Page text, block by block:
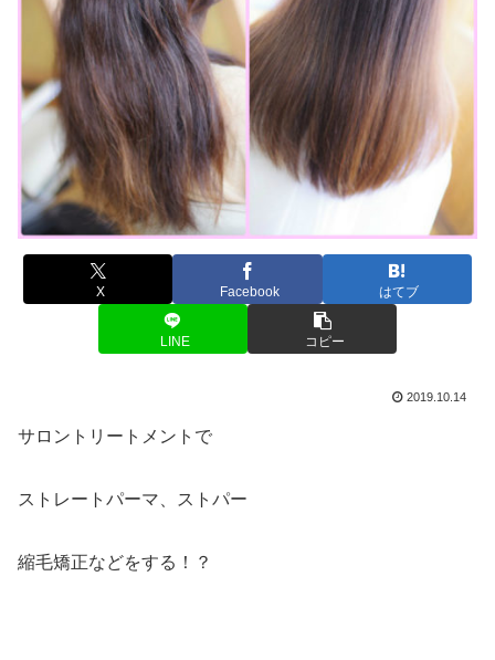
X Facebook はてブ
LINE コピー
2019.10.14
サロントリートメントで
ストレートパーマ、ストパー
縮毛矯正などをする！？